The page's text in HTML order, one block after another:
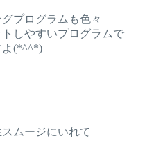
プログラムも色々
しやすいプログラムで
よ(*^^*)
ムージにいれて